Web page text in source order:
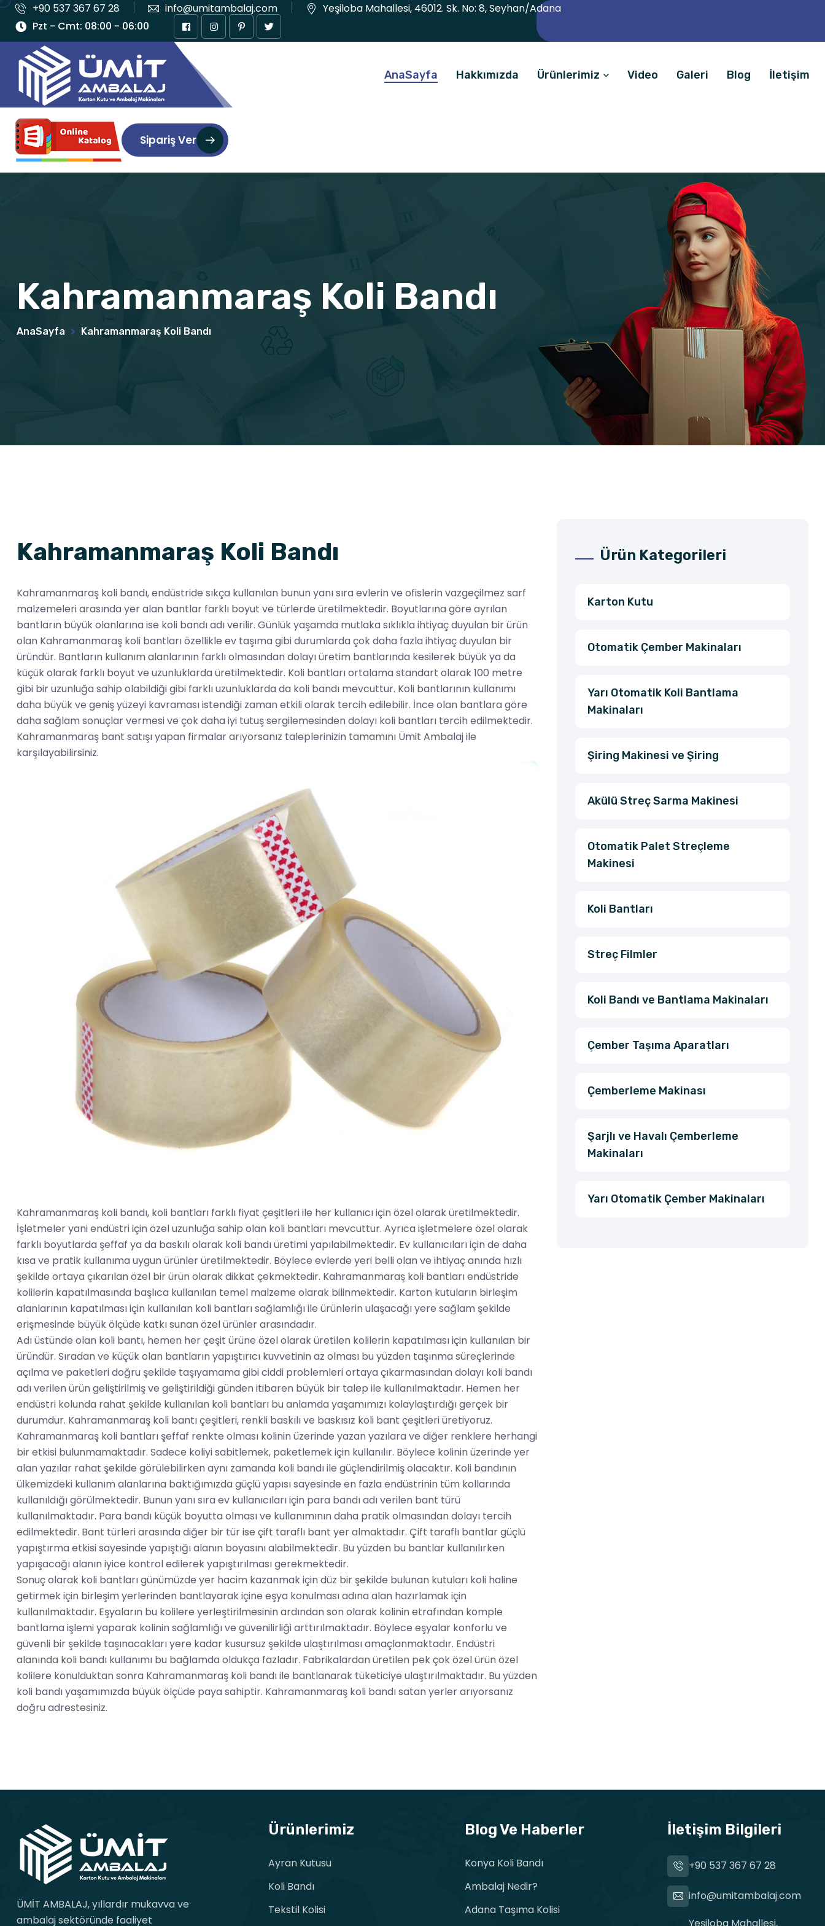
+90 537 367 67 28 info@umitambalaj.com
Yeşiloba Mahallesi, 46012. Sk. No: 8, Seyhan/Adana
Pzt - Cmt: 08:00 - 06:00
AnaSayfa Hakkımızda Ürünlerimiz Video Galeri Blog İletişim
Sipariş Ver
Kahramanmaraş Koli Bandı
AnaSayfa Kahramanmaraş Koli Bandı
Kahramanmaraş Koli Bandı
Kahramanmaraş koli bandı, endüstride sıkça kullanılan bunun yanı sıra evlerin ve ofislerin vazgeçilmez sarf
malzemeleri arasında yer alan bantlar farklı boyut ve türlerde üretilmektedir. Boyutlarına göre ayrılan
bantların büyük olanlarına ise koli bandı adı verilir. Günlük yaşamda mutlaka sıklıkla ihtiyaç duyulan bir ürün
olan Kahramanmaraş koli bantları özellikle ev taşıma gibi durumlarda çok daha fazla ihtiyaç duyulan bir
üründür. Bantların kullanım alanlarının farklı olmasından dolayı üretim bantlarında kesilerek büyük ya da
küçük olarak farklı boyut ve uzunluklarda üretilmektedir. Koli bantları ortalama standart olarak 100 metre
gibi bir uzunluğa sahip olabildiği gibi farklı uzunluklarda da koli bandı mevcuttur. Koli bantlarının kullanımı
daha büyük ve geniş yüzeyi kavraması istendiği zaman etkili olarak tercih edilebilir. İnce olan bantlara göre
daha sağlam sonuçlar vermesi ve çok daha iyi tutuş sergilemesinden dolayı koli bantları tercih edilmektedir.
Kahramanmaraş bant satışı yapan firmalar arıyorsanız taleplerinizin tamamını Ümit Ambalaj ile
karşılayabilirsiniz.
Kahramanmaraş koli bandı, koli bantları farklı fiyat çeşitleri ile her kullanıcı için özel olarak üretilmektedir.
İşletmeler yani endüstri için özel uzunluğa sahip olan koli bantları mevcuttur. Ayrıca işletmelere özel olarak
farklı boyutlarda şeffaf ya da baskılı olarak koli bandı üretimi yapılabilmektedir. Ev kullanıcıları için de daha
kısa ve pratik kullanıma uygun ürünler üretilmektedir. Böylece evlerde yeri belli olan ve ihtiyaç anında hızlı
şekilde ortaya çıkarılan özel bir ürün olarak dikkat çekmektedir. Kahramanmaraş koli bantları endüstride
kolilerin kapatılmasında başlıca kullanılan temel malzeme olarak bilinmektedir. Karton kutuların birleşim
alanlarının kapatılması için kullanılan koli bantları sağlamlığı ile ürünlerin ulaşacağı yere sağlam şekilde
erişmesinde büyük ölçüde katkı sunan özel ürünler arasındadır.
Adı üstünde olan koli bantı, hemen her çeşit ürüne özel olarak üretilen kolilerin kapatılması için kullanılan bir
üründür. Sıradan ve küçük olan bantların yapıştırıcı kuvvetinin az olması bu yüzden taşınma süreçlerinde
açılma ve paketleri doğru şekilde taşıyamama gibi ciddi problemleri ortaya çıkarmasından dolayı koli bandı
adı verilen ürün geliştirilmiş ve geliştirildiği günden itibaren büyük bir talep ile kullanılmaktadır. Hemen her
endüstri kolunda rahat şekilde kullanılan koli bantları bu anlamda yaşamımızı kolaylaştırdığı gerçek bir
durumdur. Kahramanmaraş koli bantı çeşitleri, renkli baskılı ve baskısız koli bant çeşitleri üretiyoruz.
Kahramanmaraş koli bantları şeffaf renkte olması kolinin üzerinde yazan yazılara ve diğer renklere herhangi
bir etkisi bulunmamaktadır. Sadece koliyi sabitlemek, paketlemek için kullanılır. Böylece kolinin üzerinde yer
alan yazılar rahat şekilde görülebilirken aynı zamanda koli bandı ile güçlendirilmiş olacaktır. Koli bandının
ülkemizdeki kullanım alanlarına baktığımızda güçlü yapısı sayesinde en fazla endüstrinin tüm kollarında
kullanıldığı görülmektedir. Bunun yanı sıra ev kullanıcıları için para bandı adı verilen bant türü
kullanılmaktadır. Para bandı küçük boyutta olması ve kullanımının daha pratik olmasından dolayı tercih
edilmektedir. Bant türleri arasında diğer bir tür ise çift taraflı bant yer almaktadır. Çift taraflı bantlar güçlü
yapıştırma etkisi sayesinde yapıştığı alanın boyasını alabilmektedir. Bu yüzden bu bantlar kullanılırken
yapışacağı alanın iyice kontrol edilerek yapıştırılması gerekmektedir.
Sonuç olarak koli bantları günümüzde yer hacim kazanmak için düz bir şekilde bulunan kutuları koli haline
getirmek için birleşim yerlerinden bantlayarak içine eşya konulması adına alan hazırlamak için
kullanılmaktadır. Eşyaların bu kolilere yerleştirilmesinin ardından son olarak kolinin etrafından komple
bantlama işlemi yaparak kolinin sağlamlığı ve güvenilirliği arttırılmaktadır. Böylece eşyalar konforlu ve
güvenli bir şekilde taşınacakları yere kadar kusursuz şekilde ulaştırılması amaçlanmaktadır. Endüstri
alanında koli bandı kullanımı bu bağlamda oldukça fazladır. Fabrikalardan üretilen pek çok özel ürün özel
kolilere konulduktan sonra Kahramanmaraş koli bandı ile bantlanarak tüketiciye ulaştırılmaktadır. Bu yüzden
koli bandı yaşamımızda büyük ölçüde paya sahiptir. Kahramanmaraş koli bandı satan yerler arıyorsanız
doğru adrestesiniz.
Ürün Kategorileri
Karton Kutu
Otomatik Çember Makinaları
Yarı Otomatik Koli Bantlama
Makinaları
Şiring Makinesi ve Şiring
Akülü Streç Sarma Makinesi
Otomatik Palet Streçleme
Makinesi
Koli Bantları
Streç Filmler
Koli Bandı ve Bantlama Makinaları
Çember Taşıma Aparatları
Çemberleme Makinası
Şarjlı ve Havalı Çemberleme
Makinaları
Yarı Otomatik Çember Makinaları
ÜMİT AMBALAJ, yıllardır mukavva ve
ambalaj sektöründe faaliyet
Ürünlerimiz
Ayran Kutusu
Koli Bandı
Tekstil Kolisi
Blog Ve Haberler
Konya Koli Bandı
Ambalaj Nedir?
Adana Taşıma Kolisi
İletişim Bilgileri
+90 537 367 67 28
info@umitambalaj.com
Yeşiloba Mahallesi,